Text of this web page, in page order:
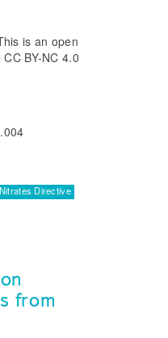
is an open
BY-NC 4.0
Nitrates Directive
from